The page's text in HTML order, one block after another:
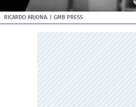
RICARDO ARJONA. | GMB PRESS